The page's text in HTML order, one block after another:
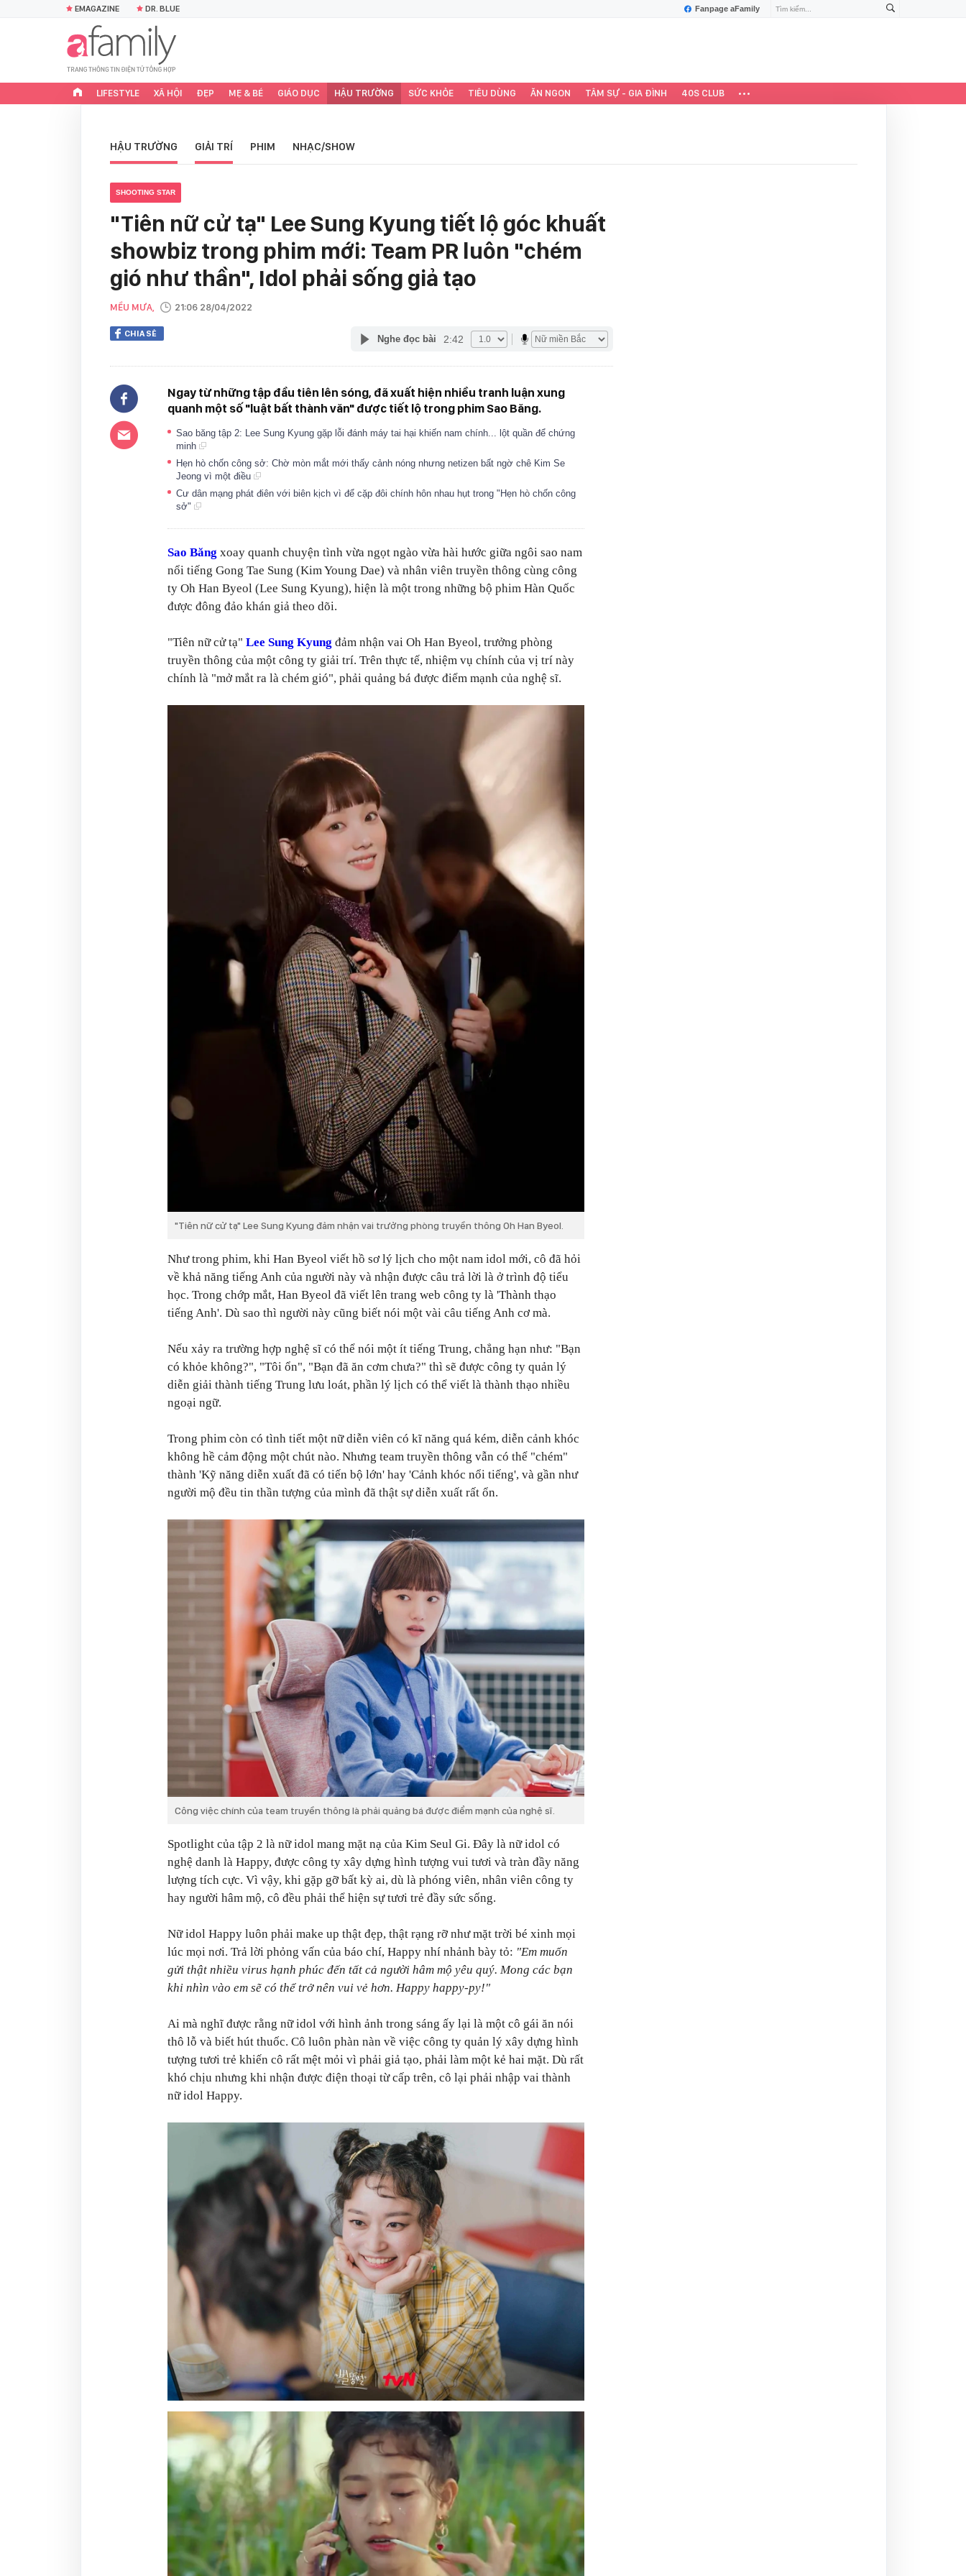
Fanpage aFamily
EMAGAZINE DR. BLUE
LIFESTYLE XÃ HỘI ĐẸP MẸ & BÉ GIÁO DỤC HẬU TRƯỜNG SỨC KHỎE TIÊU DÙNG ĂN NGON TÂM SỰ - GIA ĐÌNH 40S CLUB
HẬU TRƯỜNG GIẢI TRÍ PHIM NHẠC/SHOW
SHOOTING STAR
"Tiên nữ cử tạ" Lee Sung Kyung tiết lộ góc khuất
showbiz trong phim mới: Team PR luôn "chém
gió như thần", Idol phải sống giả tạo
MỀU MƯA, 21:06 28/04/2022
CHIA SẺ Nghe đọc bài 2:42
Ngay từ những tập đầu tiên lên sóng, đã xuất hiện nhiều tranh luận xung
quanh một số "luật bất thành văn" được tiết lộ trong phim Sao Băng.
Sao băng tập 2: Lee Sung Kyung gặp lỗi đánh máy tai hại khiến nam chính... lột quần để chứng
minh
Hẹn hò chốn công sở: Chờ mòn mắt mới thấy cảnh nóng nhưng netizen bất ngờ chê Kim Se
Jeong vì một điều
Cư dân mạng phát điên với biên kịch vì để cặp đôi chính hôn nhau hụt trong "Hẹn hò chốn công
sở"
Sao Băng xoay quanh chuyện tình vừa ngọt ngào vừa hài hước giữa ngôi sao nam
nổi tiếng Gong Tae Sung (Kim Young Dae) và nhân viên truyền thông cùng công
ty Oh Han Byeol (Lee Sung Kyung), hiện là một trong những bộ phim Hàn Quốc
được đông đảo khán giả theo dõi.
"Tiên nữ cử tạ" Lee Sung Kyung đảm nhận vai Oh Han Byeol, trưởng phòng
truyền thông của một công ty giải trí. Trên thực tế, nhiệm vụ chính của vị trí này
chính là "mở mắt ra là chém gió", phải quảng bá được điểm mạnh của nghệ sĩ.
"Tiên nữ cử tạ" Lee Sung Kyung đảm nhận vai trưởng phòng truyền thông Oh Han Byeol.
Như trong phim, khi Han Byeol viết hồ sơ lý lịch cho một nam idol mới, cô đã hỏi
về khả năng tiếng Anh của người này và nhận được câu trả lời là ở trình độ tiểu
học. Trong chớp mắt, Han Byeol đã viết lên trang web công ty là 'Thành thạo
tiếng Anh'. Dù sao thì người này cũng biết nói một vài câu tiếng Anh cơ mà.
Nếu xảy ra trường hợp nghệ sĩ có thể nói một ít tiếng Trung, chẳng hạn như: "Bạn
có khỏe không?", "Tôi ổn", "Bạn đã ăn cơm chưa?" thì sẽ được công ty quản lý
diễn giải thành tiếng Trung lưu loát, phần lý lịch có thể viết là thành thạo nhiều
ngoại ngữ.
Trong phim còn có tình tiết một nữ diễn viên có kĩ năng quá kém, diễn cảnh khóc
không hề cảm động một chút nào. Nhưng team truyền thông vẫn có thể "chém"
thành 'Kỹ năng diễn xuất đã có tiến bộ lớn' hay 'Cảnh khóc nổi tiếng', và gần như
người mộ đều tin thần tượng của mình đã thật sự diễn xuất rất ổn.
Công việc chính của team truyền thông là phải quảng bá được điểm mạnh của nghệ sĩ.
Spotlight của tập 2 là nữ idol mang mặt nạ của Kim Seul Gi. Đây là nữ idol có
nghệ danh là Happy, được công ty xây dựng hình tượng vui tươi và tràn đầy năng
lượng tích cực. Vì vậy, khi gặp gỡ bất kỳ ai, dù là phóng viên, nhân viên công ty
hay người hâm mộ, cô đều phải thể hiện sự tươi trẻ đầy sức sống.
Nữ idol Happy luôn phải make up thật đẹp, thật rạng rỡ như mặt trời bé xinh mọi
lúc mọi nơi. Trả lời phỏng vấn của báo chí, Happy nhí nhảnh bày tỏ: "Em muốn
gửi thật nhiều virus hạnh phúc đến tất cả người hâm mộ yêu quý. Mong các bạn
khi nhìn vào em sẽ có thể trở nên vui vẻ hơn. Happy happy-py!"
Ai mà nghĩ được rằng nữ idol với hình ảnh trong sáng ấy lại là một cô gái ăn nói
thô lỗ và biết hút thuốc. Cô luôn phàn nàn về việc công ty quản lý xây dựng hình
tượng tươi trẻ khiến cô rất mệt mỏi vì phải giả tạo, phải làm một kẻ hai mặt. Dù rất
khó chịu nhưng khi nhận được điện thoại từ cấp trên, cô lại phải nhập vai thành
nữ idol Happy.